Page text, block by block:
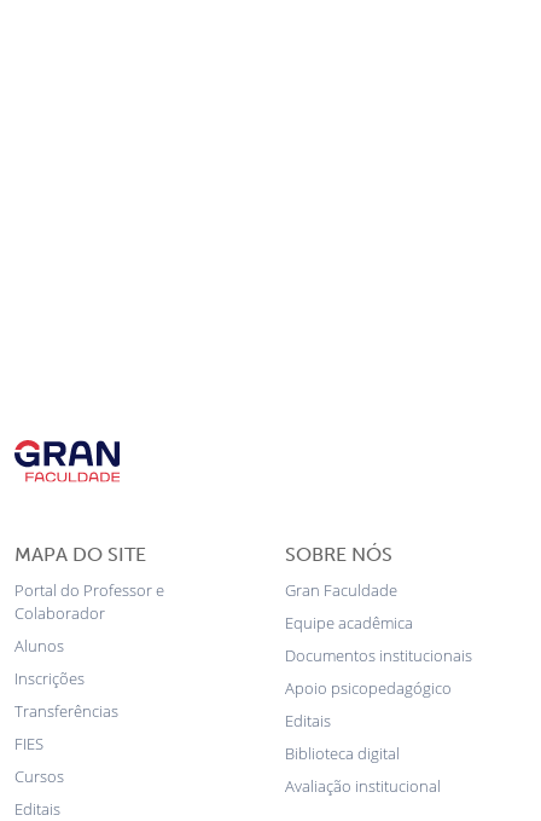
MAPA DO SITE
Portal do Professor e
Colaborador
Alunos
Inscrições
Transferências
FIES
Cursos
Editais
SOBRE NÓS
Gran Faculdade
Equipe acadêmica
Documentos institucionais
Apoio psicopedagógico
Editais
Biblioteca digital
Avaliação institucional